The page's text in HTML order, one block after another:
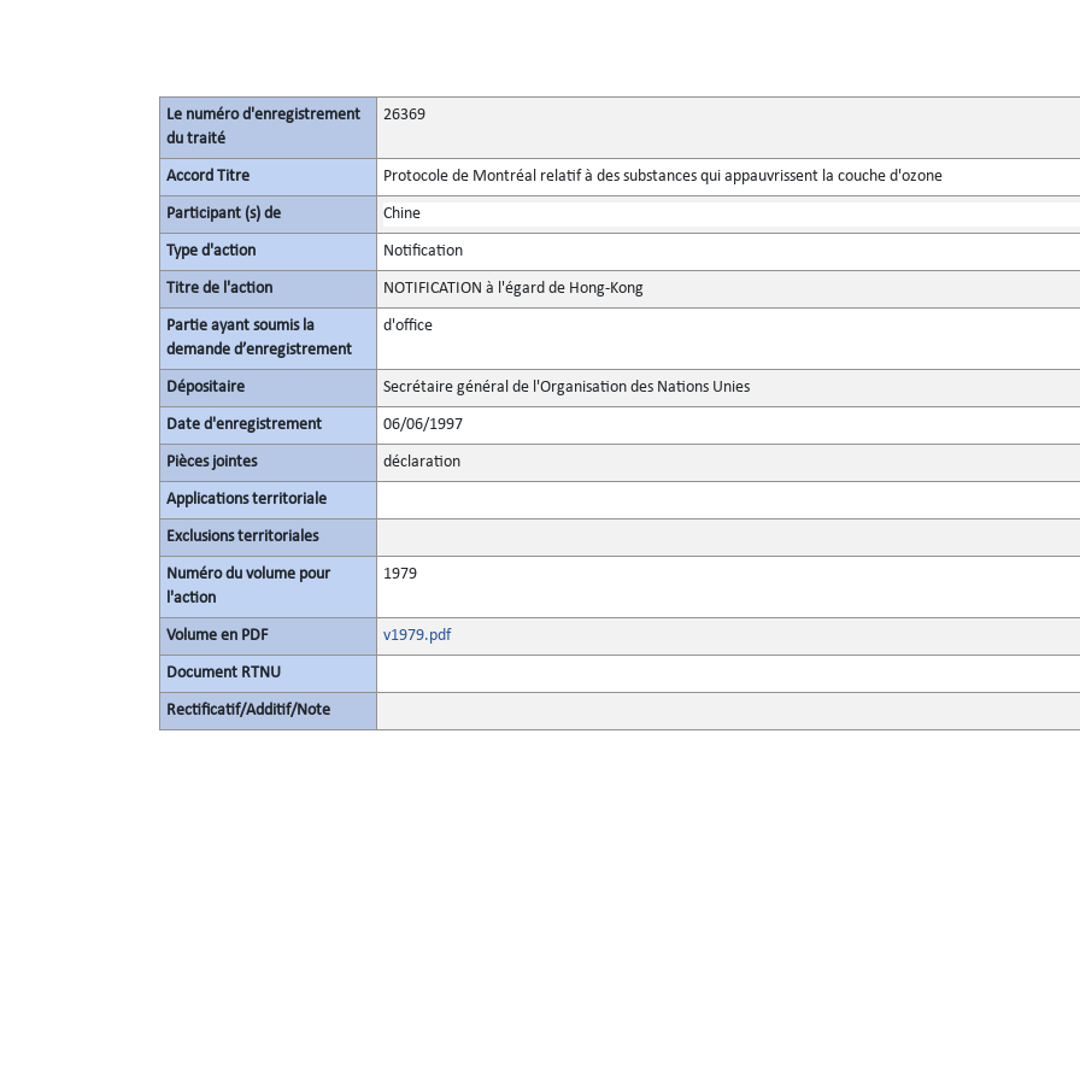
Le numéro d'enregistrement
du traité
26369
Accord Titre Protocole de Montréal relatif à des substances qui appauvrissent la couche d'ozone
Participant (s) de Chine
Type d'action Notification
Titre de l'action NOTIFICATION à l'égard de Hong-Kong
Partie ayant soumis la
demande d’enregistrement
d'office
Dépositaire Secrétaire général de l'Organisation des Nations Unies
Date d'enregistrement 06/06/1997
Pièces jointes déclaration
Applications territoriale
Exclusions territoriales
Numéro du volume pour
l'action
1979
Volume en PDF v1979.pdf
Document RTNU
Rectificatif/Additif/Note